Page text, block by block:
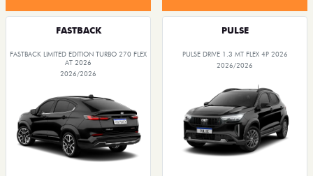
FASTBACK
FASTBACK LIMITED EDITION TURBO 270 FLEX
AT 2026
2026/2026
PULSE
PULSE DRIVE 1.3 MT FLEX 4P 2026
2026/2026